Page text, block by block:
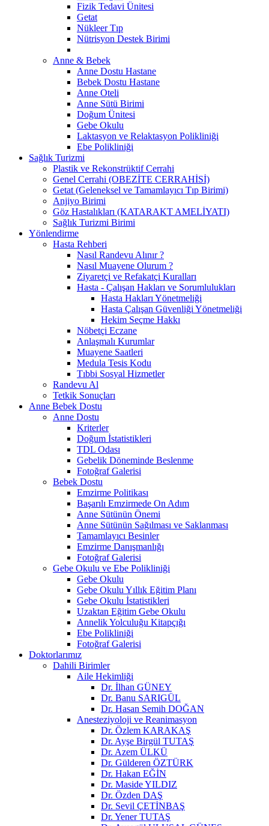
Fizik Tedavi Ünitesi
Getat
Nükleer Tıp
Nütrisyon Destek Birimi
Anne & Bebek
Anne Dostu Hastane
Bebek Dostu Hastane
Anne Oteli
Anne Sütü Birimi
Doğum Ünitesi
Gebe Okulu
Laktasyon ve Relaktasyon Polikliniği
Ebe Polikliniği
Sağlık Turizmi
Plastik ve Rekonstrüktif Cerrahi
Genel Cerrahi (OBEZİTE CERRAHİSİ)
Getat (Geleneksel ve Tamamlayıcı Tıp Birimi)
Anjiyo Birimi
Göz Hastalıkları (KATARAKT AMELİYATI)
Sağlık Turizmi Birimi
Yönlendirme
Hasta Rehberi
Nasıl Randevu Alınır ?
Nasıl Muayene Olurum ?
Ziyaretçi ve Refakatçi Kuralları
Hasta - Çalışan Hakları ve Sorumlulukları
Hasta Hakları Yönetmeliği
Hasta Çalışan Güvenliği Yönetmeliği
Hekim Seçme Hakkı
Nöbetçi Eczane
Anlaşmalı Kurumlar
Muayene Saatleri
Medula Tesis Kodu
Tıbbi Sosyal Hizmetler
Randevu Al
Tetkik Sonuçları
Anne Bebek Dostu
Anne Dostu
Kriterler
Doğum İstatistikleri
TDL Odası
Gebelik Döneminde Beslenme
Fotoğraf Galerisi
Bebek Dostu
Emzirme Politikası
Başarılı Emzirmede On Adım
Anne Sütünün Önemi
Anne Sütünün Sağılması ve Saklanması
Tamamlayıcı Besinler
Emzirme Danışmanlığı
Fotoğraf Galerisi
Gebe Okulu ve Ebe Polikliniği
Gebe Okulu
Gebe Okulu Yıllık Eğitim Planı
Gebe Okulu İstatistikleri
Uzaktan Eğitim Gebe Okulu
Annelik Yolculuğu Kitapçığı
Ebe Polikliniği
Fotoğraf Galerisi
Doktorlarımız
Dahili Birimler
Aile Hekimliği
Dr. İlhan GÜNEY
Dr. Banu SARIGÜL
Dr. Hasan Semih DOĞAN
Anesteziyoloji ve Reanimasyon
Dr. Özlem KARAKAŞ
Dr. Ayşe Birgül TUTAŞ
Dr. Azem ÜLKÜ
Dr. Gülderen ÖZTÜRK
Dr. Hakan EĞİN
Dr. Maside YILDIZ
Dr. Özden DAŞ
Dr. Sevil ÇETİNBAŞ
Dr. Yener TUTAŞ